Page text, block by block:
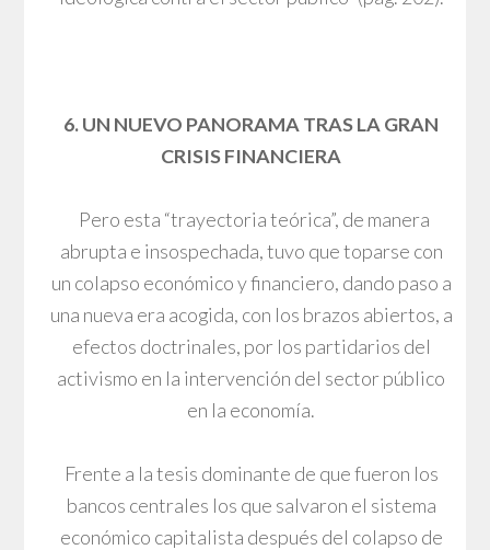
6. UN NUEVO PANORAMA TRAS LA GRAN
CRISIS FINANCIERA
Pero esta “trayectoria teórica”, de manera
abrupta e insospechada, tuvo que toparse con
un colapso económico y financiero, dando paso a
una nueva era acogida, con los brazos abiertos, a
efectos doctrinales, por los partidarios del
activismo en la intervención del sector público
en la economía.
Frente a la tesis dominante de que fueron los
bancos centrales los que salvaron el sistema
económico capitalista después del colapso de